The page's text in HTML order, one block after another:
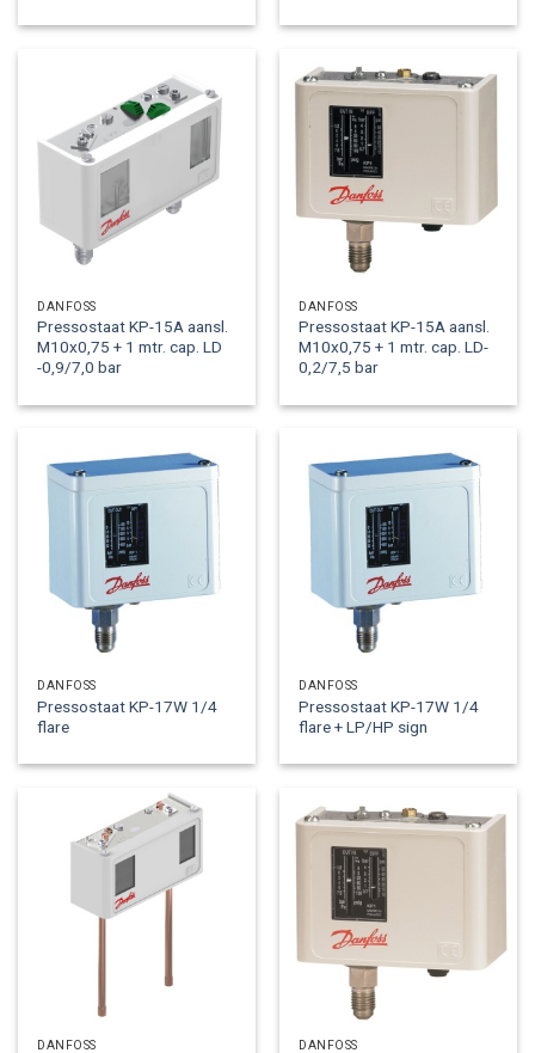
DANFOSS
Pressostaat KP-15A aansl.
M10x0,75 + 1 mtr. cap. LD
-0,9/7,0 bar
DANFOSS
Pressostaat KP-15A aansl.
M10x0,75 + 1 mtr. cap. LD-
0,2/7,5 bar
DANFOSS
Pressostaat KP-17W 1/4
flare
DANFOSS
Pressostaat KP-17W 1/4
flare + LP/HP sign
DANFOSS DANFOSS